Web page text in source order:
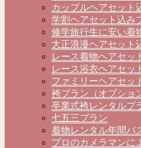
カップルヘアセット
学割ヘアセット込み
修学旅行生に安い着
大正浪漫ヘアセット
レース着物ヘアセッ
レース浴衣ヘアセッ
ファミリーヘアセッ
袴プラン（オプショ
卒業式袴レンタルプ
七五三プラン
着物レンタル年間パ
プロのカメラマンに